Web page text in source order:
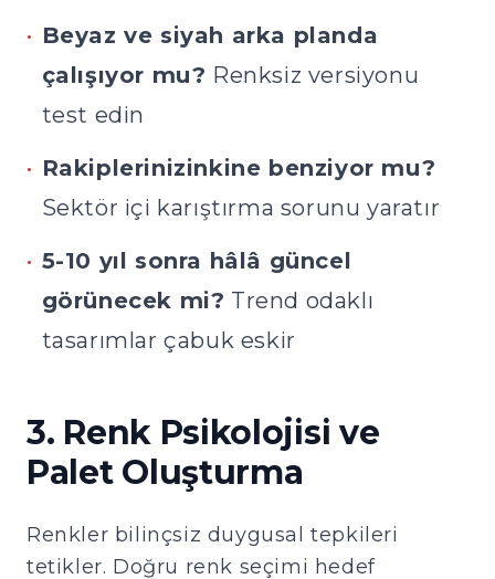
• Beyaz ve siyah arka planda
çalışıyor mu? Renksiz versiyonu
test edin
• Rakiplerinizinkine benziyor mu?
Sektör içi karıştırma sorunu yaratır
• 5-10 yıl sonra hâlâ güncel
görünecek mi? Trend odaklı
tasarımlar çabuk eskir
3. Renk Psikolojisi ve
Palet Oluşturma
Renkler bilinçsiz duygusal tepkileri
tetikler. Doğru renk seçimi hedef